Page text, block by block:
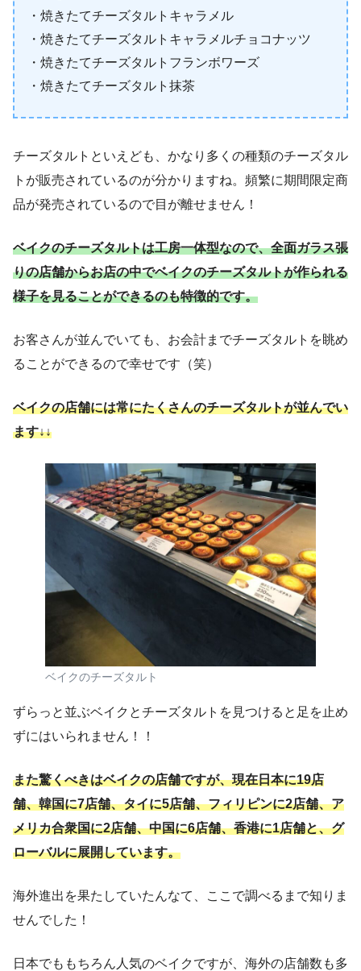
・焼きたてチーズタルトキャラメル
・焼きたてチーズタルトキャラメルチョコナッツ
・焼きたてチーズタルトフランボワーズ
・焼きたてチーズタルト抹茶
チーズタルトといえども、かなり多くの種類のチーズタル
トが販売されているのが分かりますね。頻繁に期間限定商
品が発売されているので目が離せません！
ベイクのチーズタルトは工房一体型なので、全面ガラス張
りの店舗からお店の中でベイクのチーズタルトが作られる
様子を見ることができるのも特徴的です。
お客さんが並んでいても、お会計までチーズタルトを眺め
ることができるので幸せです（笑）
ベイクの店舗には常にたくさんのチーズタルトが並んでい
ます↓↓
ベイクのチーズタルト
ずらっと並ぶベイクとチーズタルトを見つけると足を止め
ずにはいられません！！
また驚くべきはベイクの店舗ですが、現在日本に19店
舗、韓国に7店舗、タイに5店舗、フィリピンに2店舗、ア
メリカ合衆国に2店舗、中国に6店舗、香港に1店舗と、グ
ローバルに展開しています。
海外進出を果たしていたんなて、ここで調べるまで知りま
せんでした！
日本でももちろん人気のベイクですが、海外の店舗数も多